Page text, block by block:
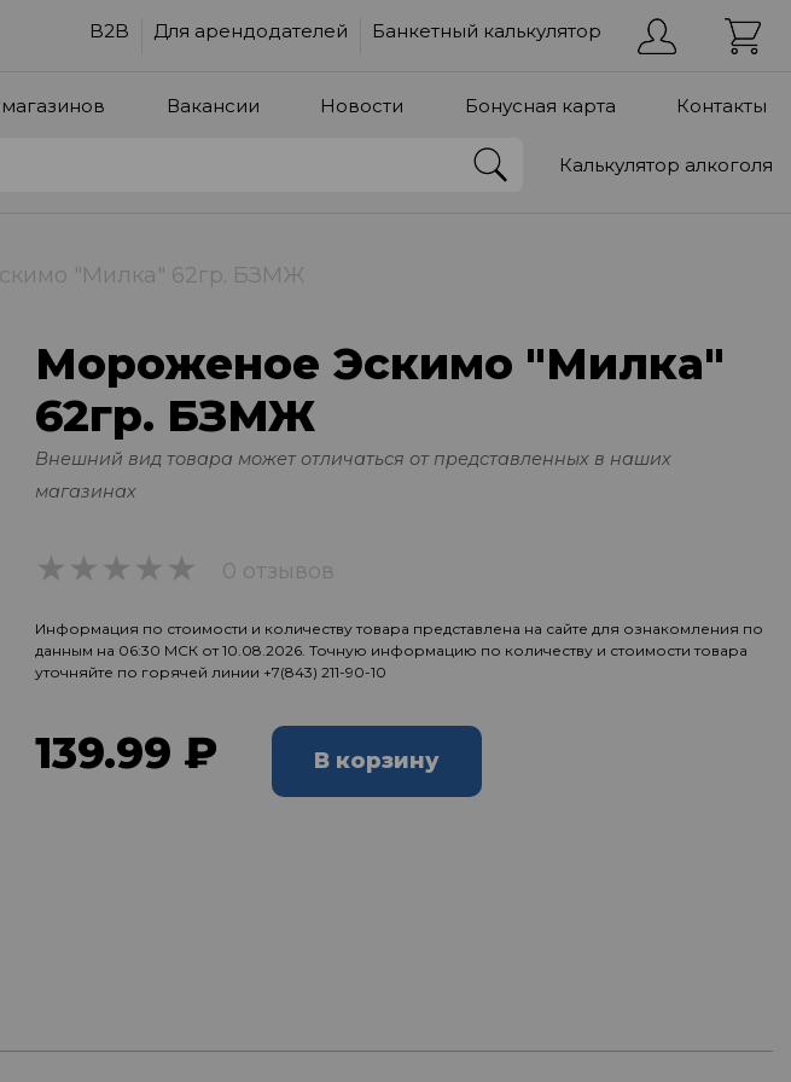
B2B Для арендодателей Банкетный калькулятор
Вакансии Новости Бонусная карта Контакты
Калькулятор алкоголя
"Милка" 62гр. БЗМЖ
Мороженое Эскимо "Милка"
62гр. БЗМЖ
Внешний вид товара может отличаться от представленных в наших
магазинах
0 отзывов
Информация по стоимости и количеству товара представлена на сайте для ознакомления по
данным на 06:30 МСК от 10.08.2026. Точную информацию по количеству и стоимости товара
уточняйте по горячей линии +7(843) 211-90-10
139.99 ₽ В корзину